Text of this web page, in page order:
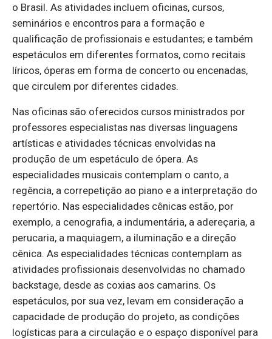
o Brasil. As atividades incluem oficinas, cursos,
seminários e encontros para a formação e
qualificação de profissionais e estudantes; e também
espetáculos em diferentes formatos, como recitais
líricos, óperas em forma de concerto ou encenadas,
que circulem por diferentes cidades.
Nas oficinas são oferecidos cursos ministrados por
professores especialistas nas diversas linguagens
artísticas e atividades técnicas envolvidas na
produção de um espetáculo de ópera. As
especialidades musicais contemplam o canto, a
regência, a correpetição ao piano e a interpretação do
repertório. Nas especialidades cênicas estão, por
exemplo, a cenografia, a indumentária, a adereçaria, a
perucaria, a maquiagem, a iluminação e a direção
cênica. As especialidades técnicas contemplam as
atividades profissionais desenvolvidas no chamado
backstage, desde as coxias aos camarins. Os
espetáculos, por sua vez, levam em consideração a
capacidade de produção do projeto, as condições
logísticas para a circulação e o espaço disponível para